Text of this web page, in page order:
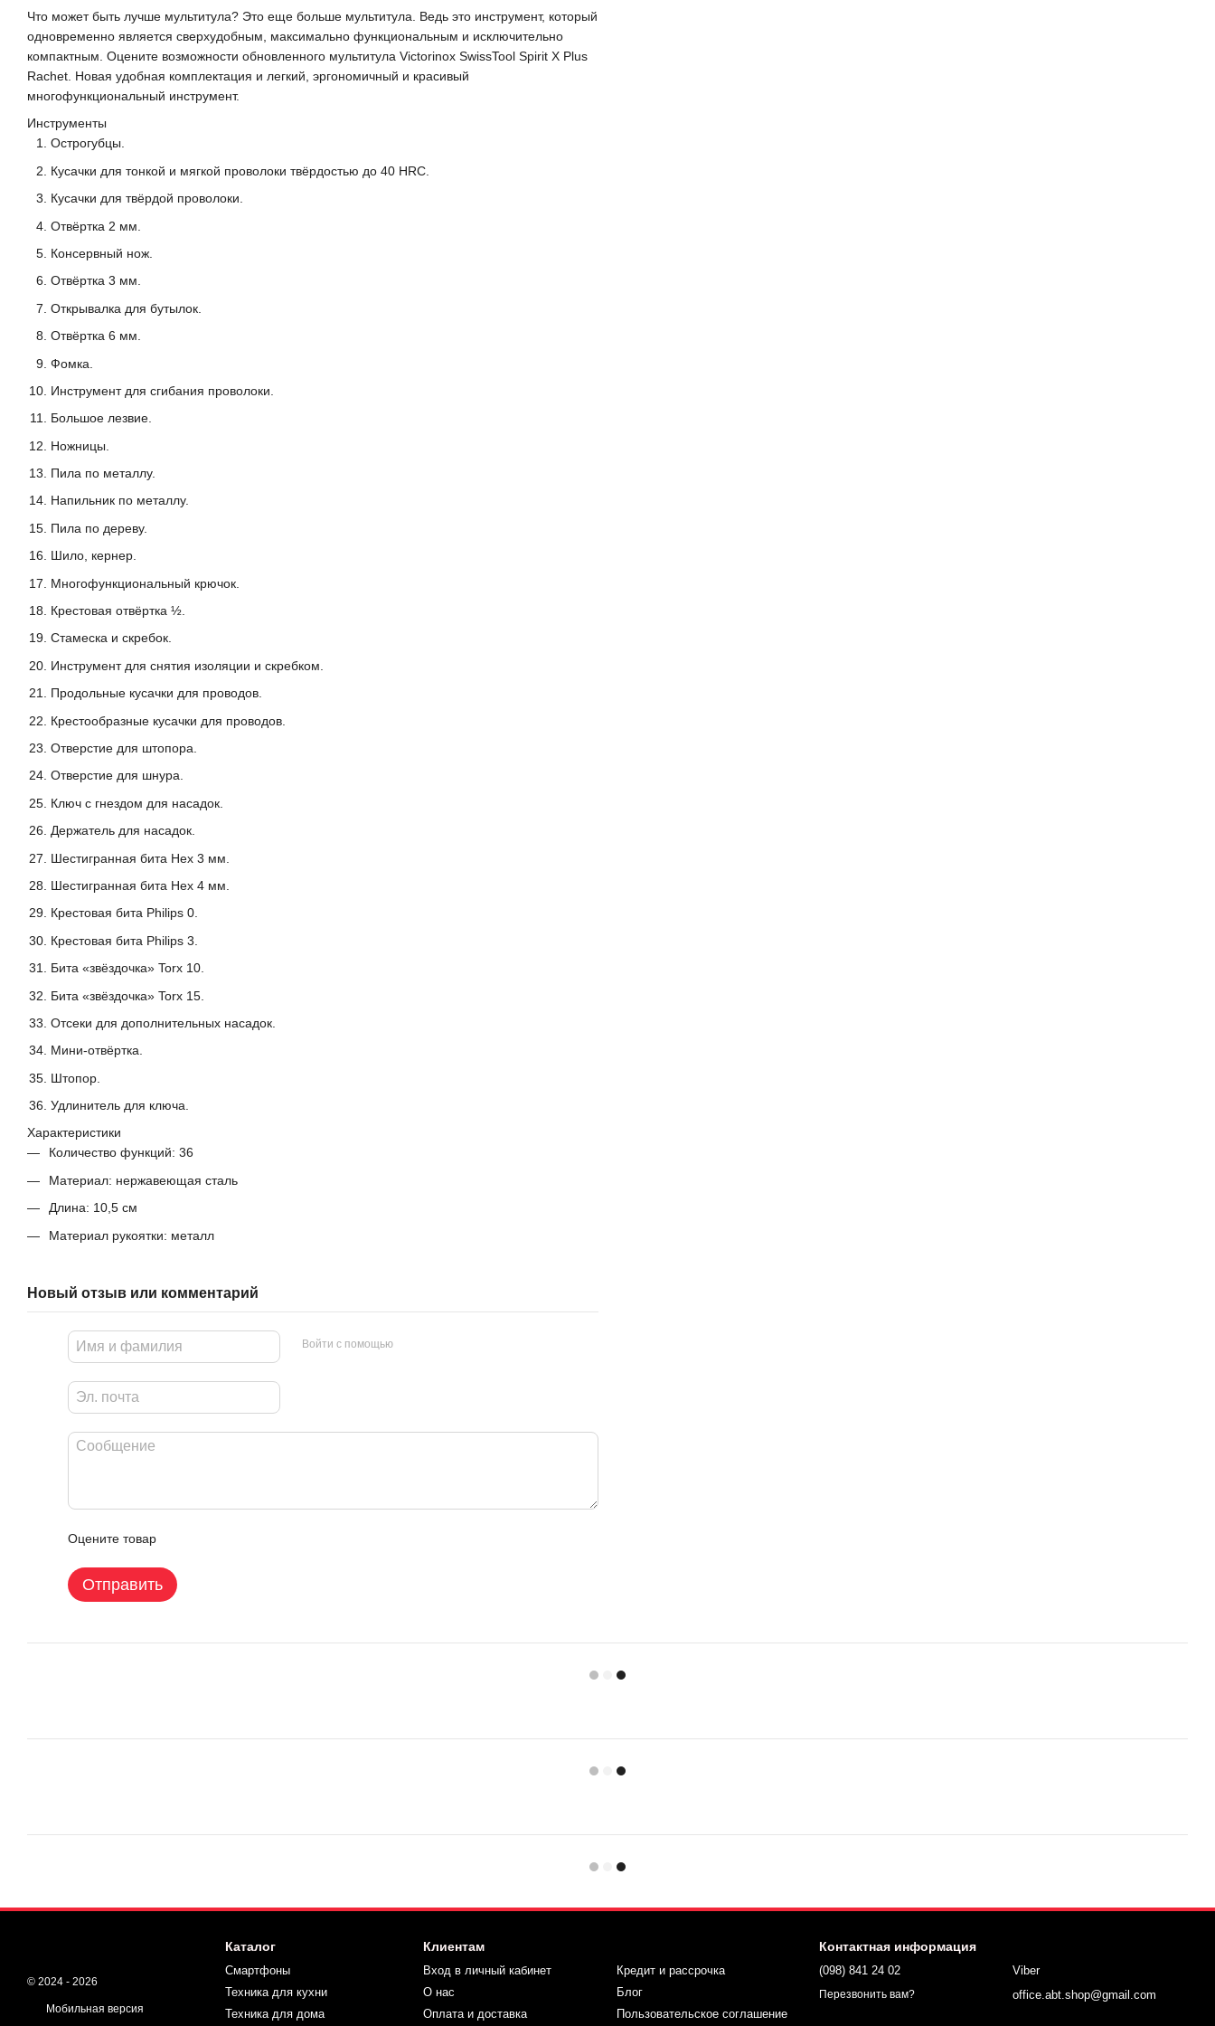
Что может быть лучше мультитула? Это еще больше мультитула. Ведь это инструмент, который
одновременно является сверхудобным, максимально функциональным и исключительно
компактным. Оцените возможности обновленного мультитула Victorinox SwissTool Spirit X Plus
Rachet. Новая удобная комплектация и легкий, эргономичный и красивый
многофункциональный инструмент.
Инструменты
Острогубцы.
Кусачки для тонкой и мягкой проволоки твёрдостью до 40 HRC.
Кусачки для твёрдой проволоки.
Отвёртка 2 мм.
Консервный нож.
Отвёртка 3 мм.
Открывалка для бутылок.
Отвёртка 6 мм.
Фомка.
Инструмент для сгибания проволоки.
Большое лезвие.
Ножницы.
Пила по металлу.
Напильник по металлу.
Пила по дереву.
Шило, кернер.
Многофункциональный крючок.
Крестовая отвёртка ½.
Стамеска и скребок.
Инструмент для снятия изоляции и скребком.
Продольные кусачки для проводов.
Крестообразные кусачки для проводов.
Отверстие для штопора.
Отверстие для шнура.
Ключ с гнездом для насадок.
Держатель для насадок.
Шестигранная бита Hex 3 мм.
Шестигранная бита Hex 4 мм.
Крестовая бита Philips 0.
Крестовая бита Philips 3.
Бита «звёздочка» Torx 10.
Бита «звёздочка» Torx 15.
Отсеки для дополнительных насадок.
Мини-отвёртка.
Штопор.
Удлинитель для ключа.
Характеристики
Количество функций: 36
Материал: нержавеющая сталь
Длина: 10,5 см
Материал рукоятки: металл
Новый отзыв или комментарий
Войти с помощью
Оцените товар
Отправить
© 2024 - 2026
Мобильная версия
Каталог
Смартфоны
Техника для кухни
Техника для дома
Клиентам
Вход в личный кабинет
О нас
Оплата и доставка
Кредит и рассрочка
Блог
Пользовательское соглашение
Контактная информация
(098) 841 24 02
Перезвонить вам?
Viber
office.abt.shop@gmail.com